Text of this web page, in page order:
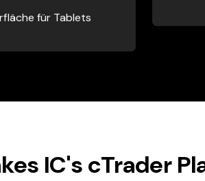
für Tablets
IC's cTrader